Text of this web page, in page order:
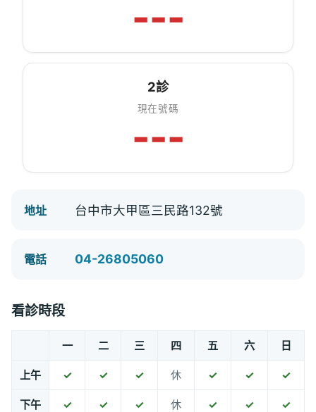
---
2診
現在號碼
---
地址 台中市大甲區三民路132號
電話 04-26805060
看診時段
一 二 三 四 五 六 日
上午 ✓ ✓ ✓ 休 ✓ ✓ ✓
下午 ✓ ✓ ✓ 休 ✓ ✓ ✓